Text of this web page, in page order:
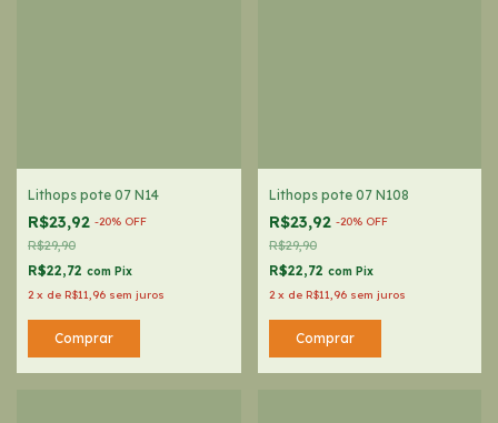
Lithops pote 07 N14
R$23,92 -20% OFF
R$29,90
R$22,72 com Pix
2 x de R$11,96 sem juros
Lithops pote 07 N108
R$23,92 -20% OFF
R$29,90
R$22,72 com Pix
2 x de R$11,96 sem juros